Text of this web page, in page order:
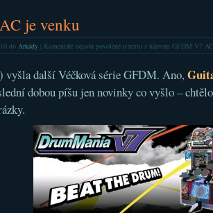
je venku
do Arkády| Komentáře nejsou povolenéu textu s názvem GFDM V7
vyšla další Véčková série GFDM. Ano,
dobou píšu jen novinky co vyšlo –